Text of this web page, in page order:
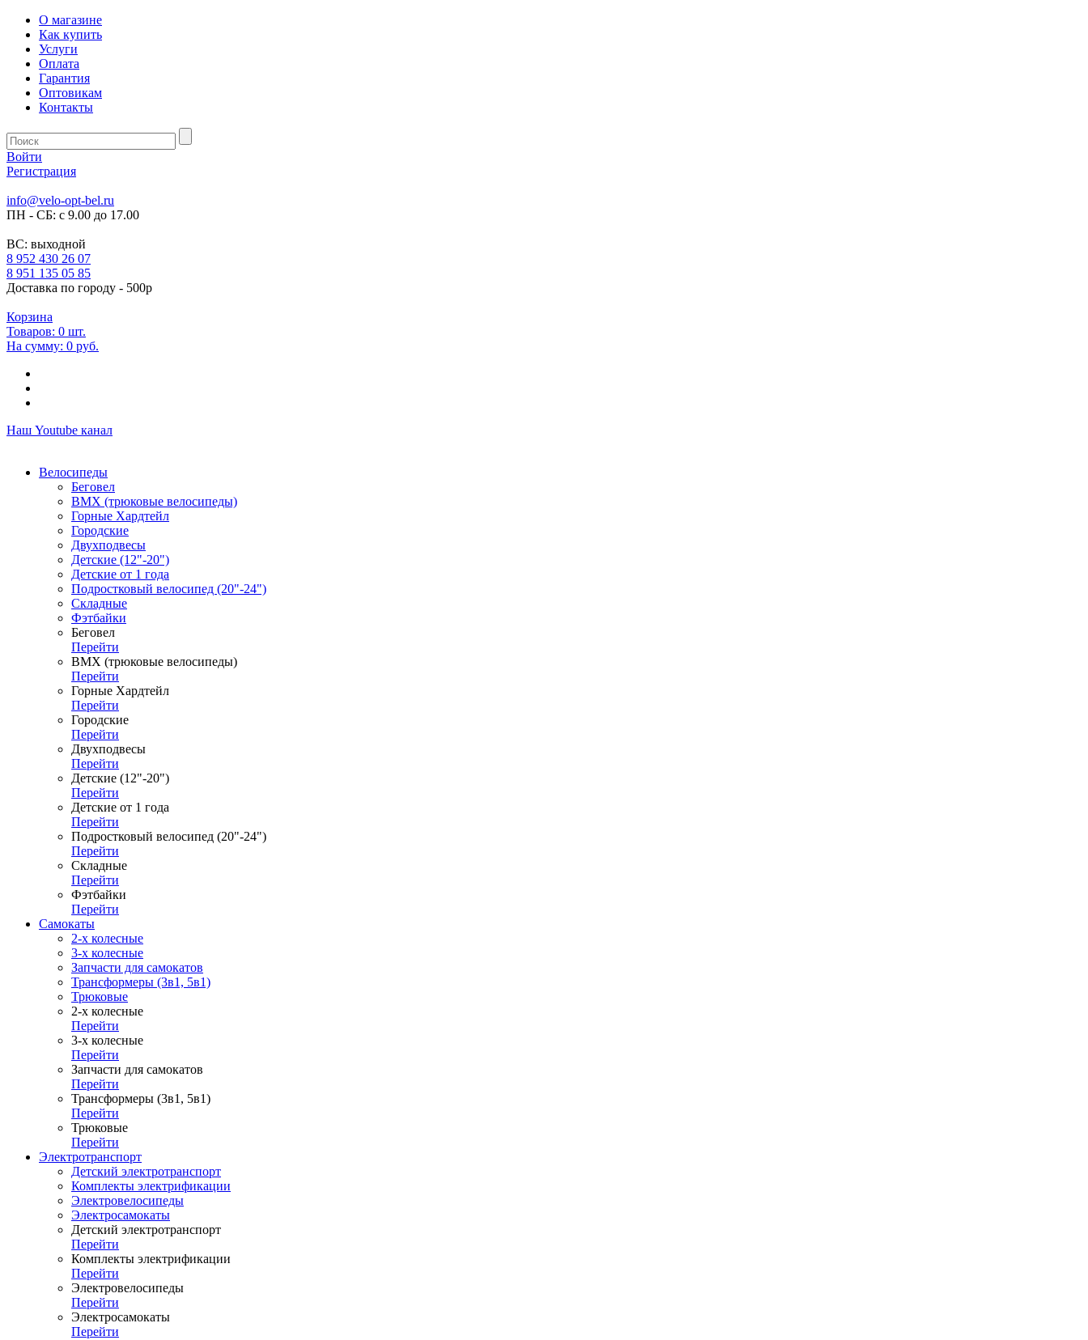
О магазине
Как купить
Услуги
Оплата
Гарантия
Оптовикам
Контакты
Войти
Регистрация
info@velo-opt-bel.ru
ПН - СБ: с 9.00 до 17.00
ВС: выходной
8 952 430 26 07
8 951 135 05 85
Доставка по городу - 500р
Корзина
Товаров: 0 шт.
На сумму: 0 руб.
Наш Youtube канал
Велосипеды
Беговел
ВМХ (трюковые велосипеды)
Горные Хардтейл
Городские
Двухподвесы
Детские (12"-20")
Детские от 1 года
Подростковый велосипед (20"-24")
Складные
Фэтбайки
Беговел
Перейти
ВМХ (трюковые велосипеды)
Перейти
Горные Хардтейл
Перейти
Городские
Перейти
Двухподвесы
Перейти
Детские (12"-20")
Перейти
Детские от 1 года
Перейти
Подростковый велосипед (20"-24")
Перейти
Складные
Перейти
Фэтбайки
Перейти
Самокаты
2-х колесные
3-х колесные
Запчасти для самокатов
Трансформеры (3в1, 5в1)
Трюковые
2-х колесные
Перейти
3-х колесные
Перейти
Запчасти для самокатов
Перейти
Трансформеры (3в1, 5в1)
Перейти
Трюковые
Перейти
Электротранспорт
Детский электротранспорт
Комплекты электрификации
Электровелосипеды
Электросамокаты
Детский электротранспорт
Перейти
Комплекты электрификации
Перейти
Электровелосипеды
Перейти
Электросамокаты
Перейти